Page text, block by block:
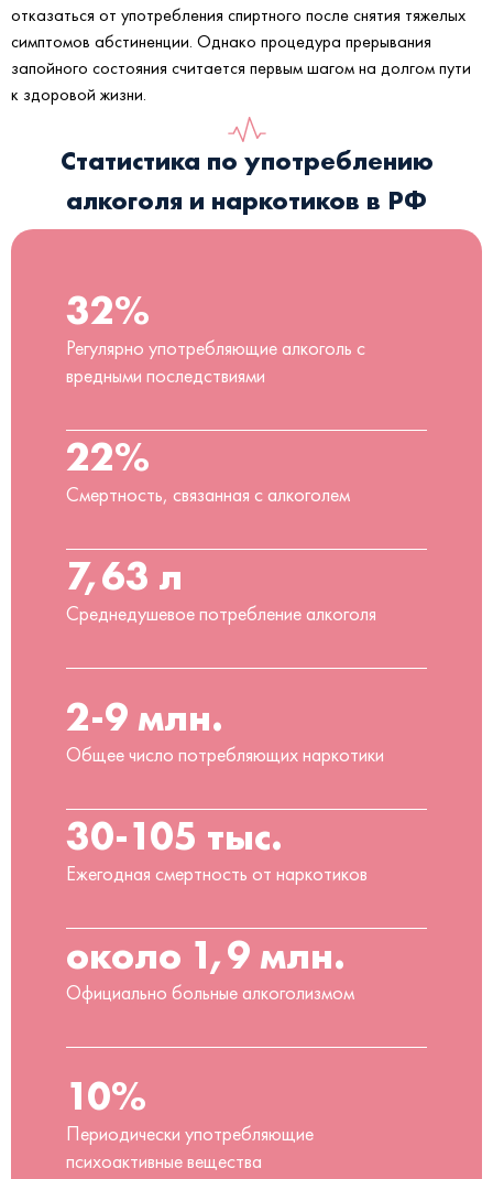
отказаться от употребления спиртного после снятия тяжелых
симптомов абстиненции. Однако процедура прерывания
запойного состояния считается первым шагом на долгом пути
к здоровой жизни.
Статистика по употреблению
алкоголя и наркотиков в РФ
32%
Регулярно употребляющие алкоголь с
вредными последствиями
22%
Смертность, связанная с алкоголем
7,63 л
Среднедушевое потребление алкоголя
2-9 млн.
Общее число потребляющих наркотики
30-105 тыс.
Ежегодная смертность от наркотиков
около 1,9 млн.
Официально больные алкоголизмом
10%
Периодически употребляющие
психоактивные вещества